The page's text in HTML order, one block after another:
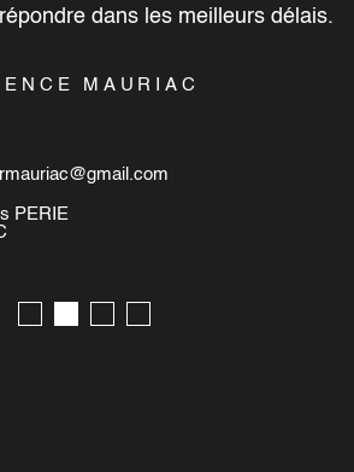
dans les meilleurs délais.
MAURIAC
PERIE